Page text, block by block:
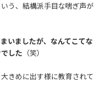
う、結構派手目な喘ぎ声が
いましたが、なんてこてな
した （笑）
きめに出す様に教育されて